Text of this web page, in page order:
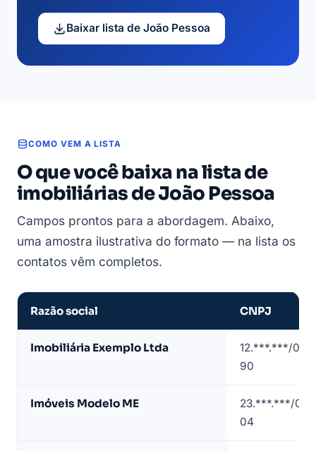
Baixar lista de João Pessoa
COMO VEM A LISTA
O que você baixa na lista de
imobiliárias de João Pessoa
Campos prontos para a abordagem. Abaixo,
uma amostra ilustrativa do formato — na lista os
contatos vêm completos.
imobiliárias
Razão social CNPJ
Imobiliária Exemplo Ltda
12.***.***/
90
Imóveis Modelo ME
23.***.***/
04